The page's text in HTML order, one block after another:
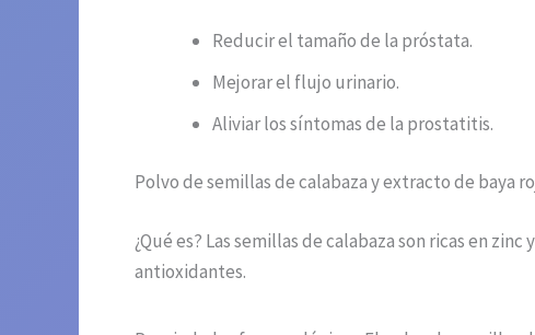
Reducir el tamaño de la próstata.
Mejorar el flujo urinario.
Aliviar los síntomas de la prostatitis.
Polvo de semillas de calabaza y extracto de baya
¿Qué es? Las semillas de calabaza son ricas en
antioxidantes.